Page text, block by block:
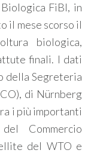
FiBl, in
il mese scorso il
biologica,
finali. I dati
della Segreteria
di Nürnberg
i più importanti
Commercio
del WTO e